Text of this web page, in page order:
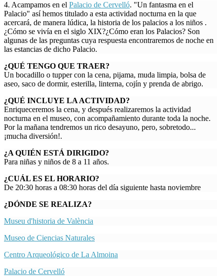
4. Acampamos en el Palacio de Cervelló. "Un fantasma en el
Palacio" así hemos titulado a esta actividad nocturna en la que
acercará, de manera lúdica, la historia de los palacios a los niños .
¿Cómo se vivía en el siglo XIX?¿Cómo eran los Palacios? Son
algunas de las preguntas cuya respuesta encontraremos de noche en
las estancias de dicho Palacio.
¿QUÉ TENGO QUE TRAER?
Un bocadillo o tupper con la cena, pijama, muda limpia, bolsa de
aseo, saco de dormir, esterilla, linterna, cojín y prenda de abrigo.
¿QUÉ INCLUYE LA ACTIVIDAD?
Enriqueceremos la cena, y después realizaremos la actividad
nocturna en el museo, con acompañamiento durante toda la noche.
Por la mañana tendremos un rico desayuno, pero, sobretodo...
¡mucha diversión!.
¿A QUIÉN ESTÁ DIRIGIDO?
Para niñas y niños de 8 a 11 años.
¿CUÁL ES EL HORARIO?
De 20:30 horas a 08:30 horas del día siguiente hasta noviembre
¿DÓNDE SE REALIZA?
Museu d'historia de València
Museo de Ciencias Naturales
Centro Arqueológico de La Almoina
Palacio de Cervelló